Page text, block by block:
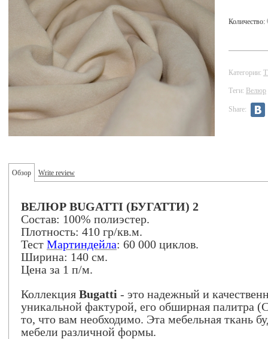
Количество:
Категории:
Теги: Велюр
Share:
Обзор Write review
ВЕЛЮР BUGATTI (БУГАТТИ) 2
Состав: 100% полиэстер.
Плотность: 410 гр/кв.м.
Тест Мартиндейла: 60 000 циклов.
Ширина: 140 см.
Цена за 1 п/м.
Коллекция Bugatti - это надежный и
уникальной фактурой, его обширная палитра
то, что вам необходимо. Эта мебельная ткань
мебели различной формы.